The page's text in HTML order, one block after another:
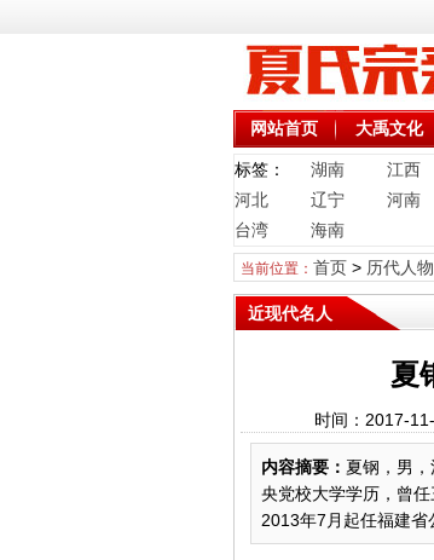
网站首页 大禹文化
标签： 湖南 江西
河北
辽宁 河南
台湾
海南
当前位置： 首页> 历代人物
近现代名人
夏
时间：2017-
内容摘要： 夏钢，男
央党校大学学历，曾
2013年7月起任福建省